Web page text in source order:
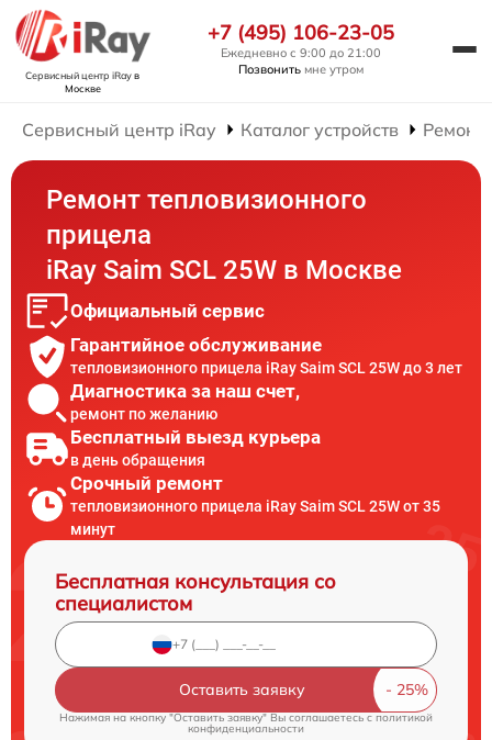
Сервисный центр iRayв
Москве
+7 (495) 106-23-05
Ежедневно с 9:00 до 21:00
Позвонить мне утром
Сервисный центр iRay Каталог устройств Ремонт
Ремонт тепловизионного
прицела
iRay Saim SCL 25W в Москве
Официальный сервис
Гарантийное обслуживание
тепловизионного прицела iRay Saim SCL 25W до 3 лет
Диагностика за наш счет,
ремонт по желанию
Бесплатный выезд курьера
в день обращения
Срочный ремонт
тепловизионного прицела iRay Saim SCL 25W от 35
минут
Бесплатная консультация со
специалистом
Оставить заявку
Нажимая на кнопку "Оставить заявку" Вы соглашаетесь cполитикой
конфиденциальности